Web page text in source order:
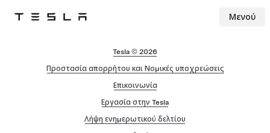
Tesla Μενού
Tesla © 2026
Προστασία απορρήτου και Νομικές υποχρεώσεις
Επικοινωνία
Εργασία στην Tesla
Λήψη ενημερωτικού δελτίου